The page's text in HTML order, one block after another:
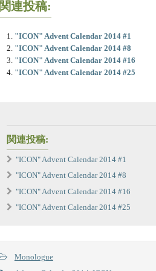
関連投稿:
"ICON" Advent Calendar 2014 #1
"ICON" Advent Calendar 2014 #8
"ICON" Advent Calendar 2014 #16
"ICON" Advent Calendar 2014 #25
関連投稿:
"ICON" Advent Calendar 2014 #1
"ICON" Advent Calendar 2014 #8
"ICON" Advent Calendar 2014 #16
"ICON" Advent Calendar 2014 #25
Monologue